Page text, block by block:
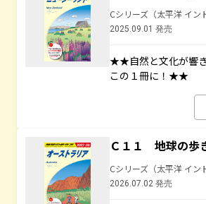
Cシリーズ（太平洋 イ
2025.09.01 発売
★★自然と文化が響き
この１冊に！★★
Ｃ１１ 地球の歩
Cシリーズ（太平洋 イ
2026.07.02 発売